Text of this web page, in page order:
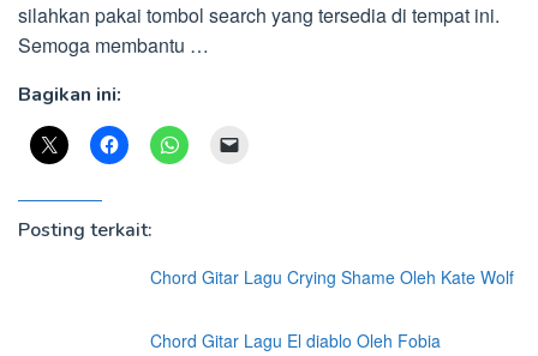
silahkan pakai tombol search yang tersedia di tempat ini.
Semoga membantu …
Bagikan ini:
Posting terkait:
Chord Gitar Lagu Crying Shame Oleh Kate Wolf
Chord Gitar Lagu El diablo Oleh Fobia